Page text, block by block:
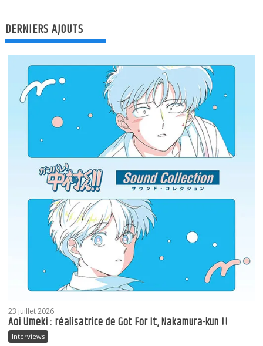
DERNIERS AJOUTS
23 juillet 2026
Aoi Umeki : réalisatrice de Got For It, Nakamura-kun !!
Interviews